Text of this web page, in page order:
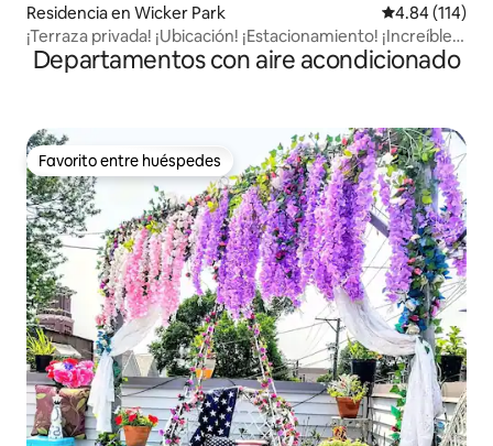
Residencia en Wicker Park Calificación
4.84 (114)
¡Terraza privada! ¡Ubicación! ¡Estacionamiento! ¡Increíble
casa!
Departamentos con aire acondicionado
Favorito entre huéspedes
Favorito entre huéspedes